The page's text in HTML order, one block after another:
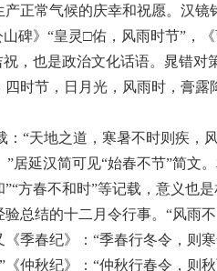
正常气候的庆幸和祝愿。汉
碑》“皇灵□佑，风雨时节”，
，也是政治文化话语。晁错对
时节，日月光，风雨时，膏露
“天地之道，寒暑不时则疾，
延汉简可见“始春不节”简文
方春不和时”等记载，意义也是
总结的十二月令行事。“风雨
季春纪》：“季春行冬令，则
仲秋纪》：“仲秋行春令，则